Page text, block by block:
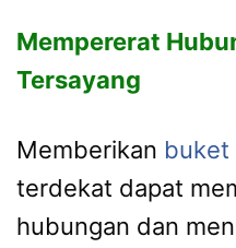
Mempererat
Tersayang
Memberikan buket
terdekat dapat
hubungan dan